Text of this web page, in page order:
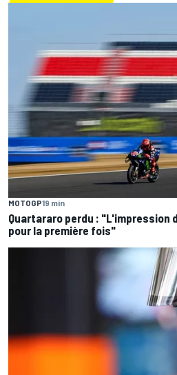
MOTOGP19 min
Quartararo perdu : "L'impression
pour la première fois"